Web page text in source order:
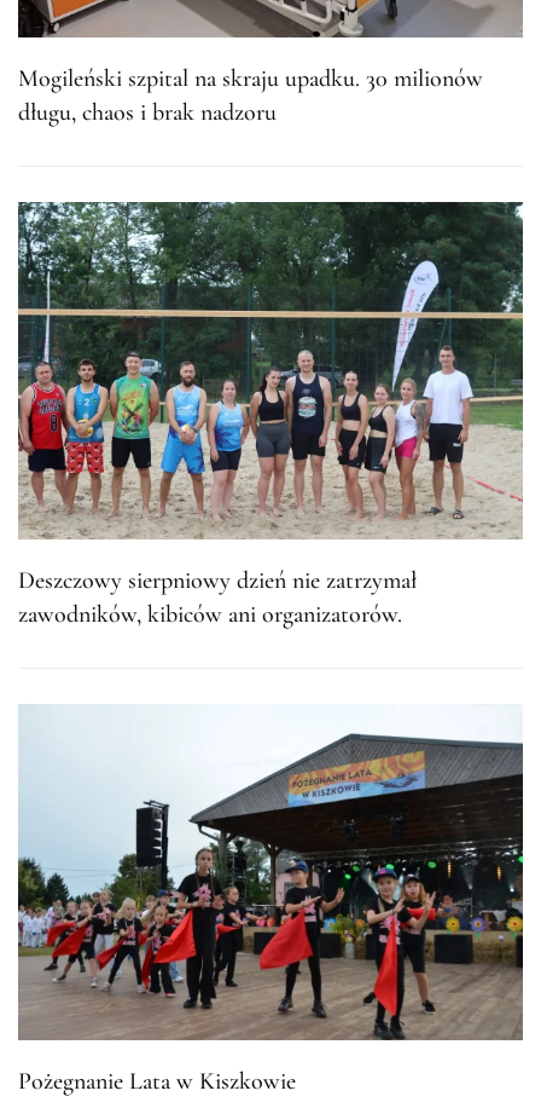
Mogileński szpital na skraju upadku. 30 milionów
długu, chaos i brak nadzoru
Deszczowy sierpniowy dzień nie zatrzymał
zawodników, kibiców ani organizatorów.
Pożegnanie Lata w Kiszkowie